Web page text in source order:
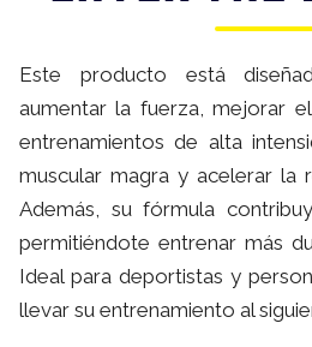
Este producto está
aumentar la fuerza, mejorar
entrenamientos de alta
muscular magra y acelerar la
Además, su fórmula
permitiéndote entrenar más
Ideal para deportistas y
llevar su entrenamiento al